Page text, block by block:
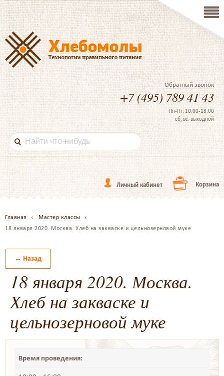
Обратный звонок
+7 (495) 789 41 43
Пн-Пт: 10:00-18:00
сб, вс: выходной
Личный кабинет Корзина
Главная
Мастер классы
18 января 2020. Москва. Хлеб на закваске и цельнозерновой муке
← Назад
18 января 2020. Москва.
Хлеб на закваске и
цельнозерновой муке
Время проведения: